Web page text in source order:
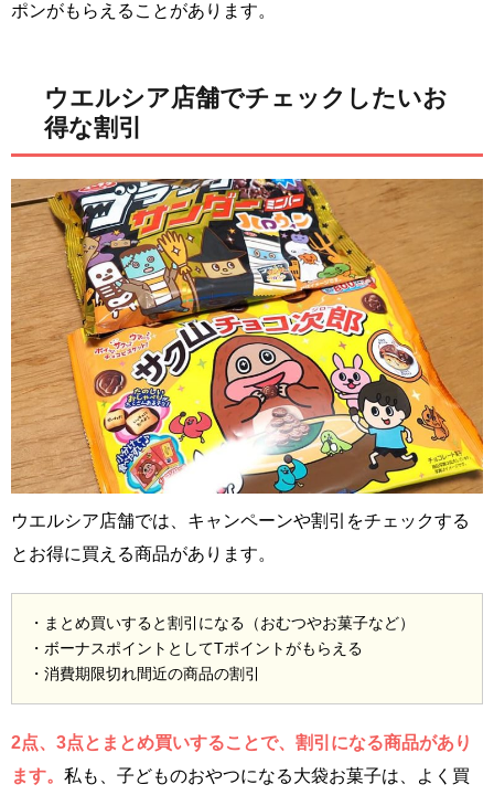
ポンがもらえることがあります。
ウエルシア店舗でチェックしたいお
得な割引
ウエルシア店舗では、キャンペーンや割引をチェックする
とお得に買える商品があります。
・まとめ買いすると割引になる（おむつやお菓子など）
・ボーナスポイントとしてTポイントがもらえる
・消費期限切れ間近の商品の割引
2点、3点とまとめ買いすることで、割引になる商品があり
ます。 私も、子どものおやつになる大袋お菓子は、よく買